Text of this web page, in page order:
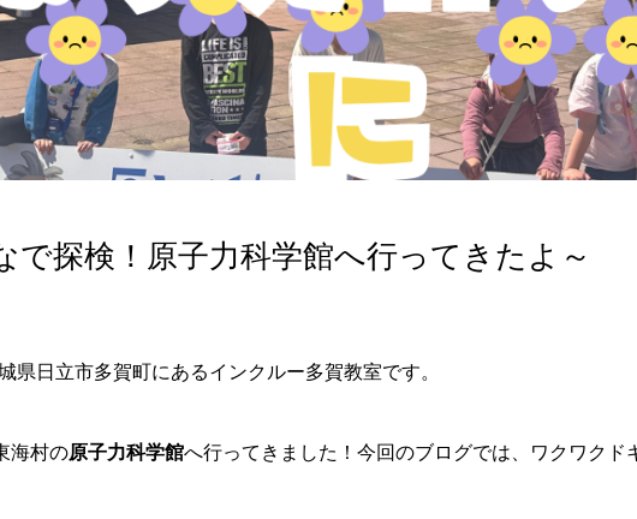
で探検！原子力科学館へ行ってきたよ～
県日立市多賀町にあるインクルー多賀教室です。
海村の原子力科学館へ行ってきました！今回のブログでは、ワクワク